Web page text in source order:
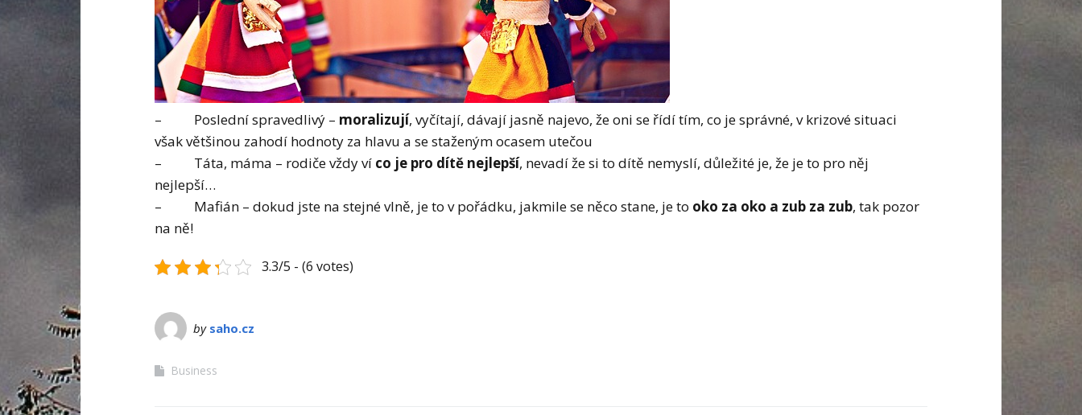
– Poslední spravedlivý – moralizují, vyčítají, dávají jasně najevo, že oni se řídí tím, co je správné, v krizové situaci
však většinou zahodí hodnoty za hlavu a se staženým ocasem utečou
– Táta, máma – rodiče vždy ví co je pro dítě nejlepší, nevadí že si to dítě nemyslí, důležité je, že je to pro něj
nejlepší…
– Mafián – dokud jste na stejné vlně, je to v pořádku, jakmile se něco stane, je to oko za oko a zub za zub, tak pozor
na ně!
3.3/5 - (6 votes)
by saho.cz
Business